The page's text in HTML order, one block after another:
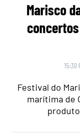
Marisco
15:30
Festival do
marítima de